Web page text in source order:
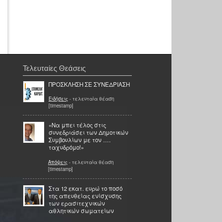
Τελευταίες Θεάσεις
ΠΡΟΣΚΛΗΣΗ ΣΕ ΣΥNΕΔΡΙΑΣΗ
Ειδήσεις - τελευταία θέαση
[timestamp]
«Να μπει τέλος στις
συνεδριάσει των Δημοτικών
Συμβουλίων με τον ….
ταχυδρόμο!»
Απόψεις - τελευταία θέαση
[timestamp]
Στα 12 εκατ. ευρώ το ποσό
της απευθείας ενίσχυσης
των ερασιτεχνικών
αθλητικών σωματείων